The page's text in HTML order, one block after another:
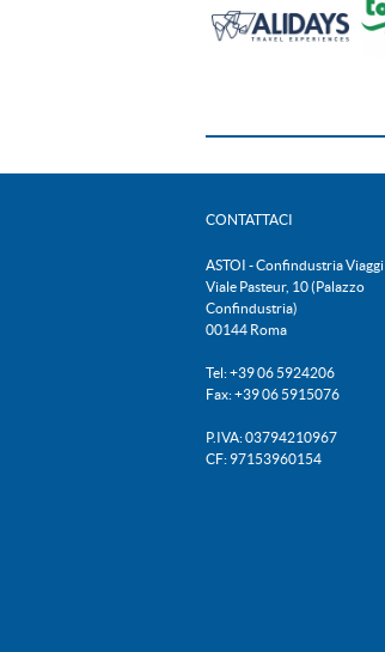
CONTATTACI
ASTOI - Confindustria Viaggi
Viale Pasteur, 10 (Palazzo
Confindustria)
00144 Roma
Tel: +39 06 5924206
Fax: +39 06 5915076
P.IVA: 03794210967
CF: 97153960154